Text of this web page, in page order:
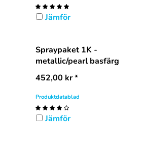
Jämför
Spraypaket 1K -
metallic/pearl basfärg
452,00 kr*
Produktdatablad
Jämför